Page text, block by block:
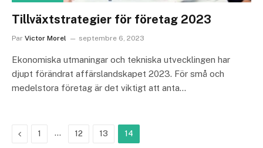
Tillväxtstrategier för företag 2023
Par Victor Morel septembre 6, 2023
Ekonomiska utmaningar och tekniska utvecklingen har
djupt förändrat affärslandskapet 2023. För små och
medelstora företag är det viktigt att anta…
Précédent
1 … 12 13 14